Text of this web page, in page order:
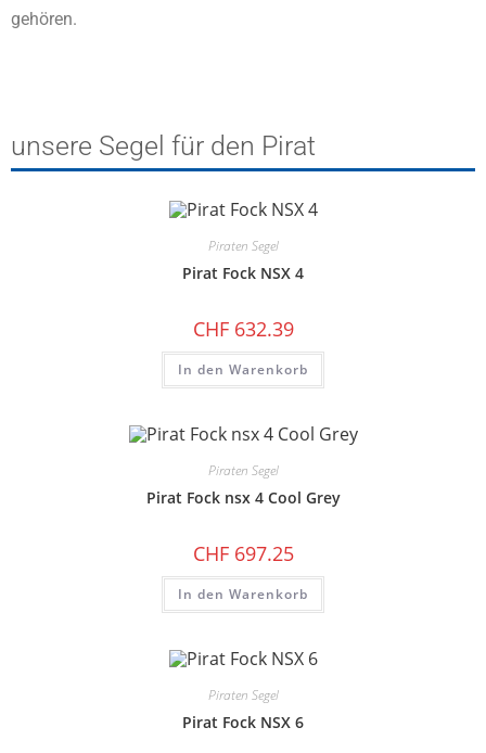
gehören.
unsere Segel für den Pirat
Piraten Segel
Pirat Fock NSX 4
CHF632.39
In den Warenkorb
Piraten Segel
Pirat Fock nsx 4 Cool Grey
CHF697.25
In den Warenkorb
Piraten Segel
Pirat Fock NSX 6